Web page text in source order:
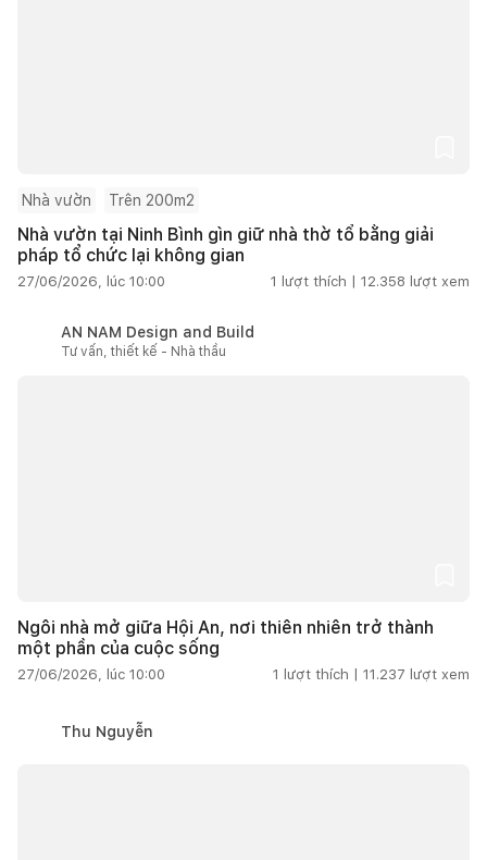
Nhà vườn Trên 200m2
Nhà vườn tại Ninh Bình gìn giữ nhà thờ tổ bằng giải
pháp tổ chức lại không gian
27/06/2026, lúc 10:00 1 lượt thích | 12.358 lượt xem
AN NAM Design and Build
Tư vấn, thiết kế - Nhà thầu
Ngôi nhà mở giữa Hội An, nơi thiên nhiên trở thành
một phần của cuộc sống
27/06/2026, lúc 10:00 1 lượt thích | 11.237 lượt xem
Thu Nguyễn